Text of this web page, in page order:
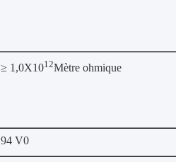
≥ 1,0X1012Mètre ohmique
94 V0